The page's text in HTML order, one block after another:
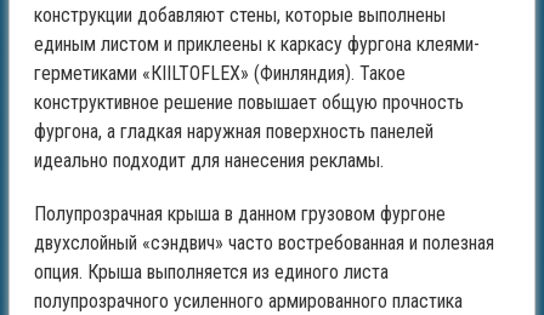
конструкции добавляют стены, которые выполнены
единым листом и приклеены к каркасу фургона клеями-
герметиками «КIILTOFLEX» (Финляндия). Такое
конструктивное решение повышает общую прочность
фургона, а гладкая наружная поверхность панелей
идеально подходит для нанесения рекламы.
Полупрозрачная крыша в данном грузовом фургоне
двухслойный «сэндвич» часто востребованная и полезная
опция. Крыша выполняется из единого листа
полупрозрачного усиленного армированного пластика